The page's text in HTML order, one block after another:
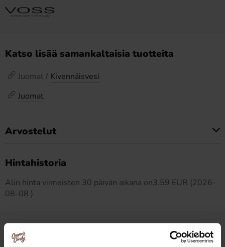
Katso lisää samankaltaisia tuotteita
Juomat / Kivennäisvesi
Juomat
Arvostelut
Hintahistoria
Alin hinta viimeisten 30 päivän aikana on3.59 EUR (2026-
08-08 )